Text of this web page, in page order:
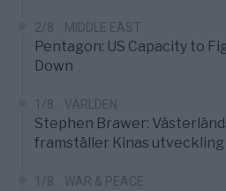
2/8 MIDDLE EAST
Pentagon: US Capacity to
Down
1/8 VÄRLDEN
Stephen Brawer:
framställer Kinas
1/8 WAR & PEACE